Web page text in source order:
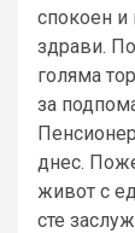
спокоен и
здрави.
голяма
за
днес.
живот с
сте